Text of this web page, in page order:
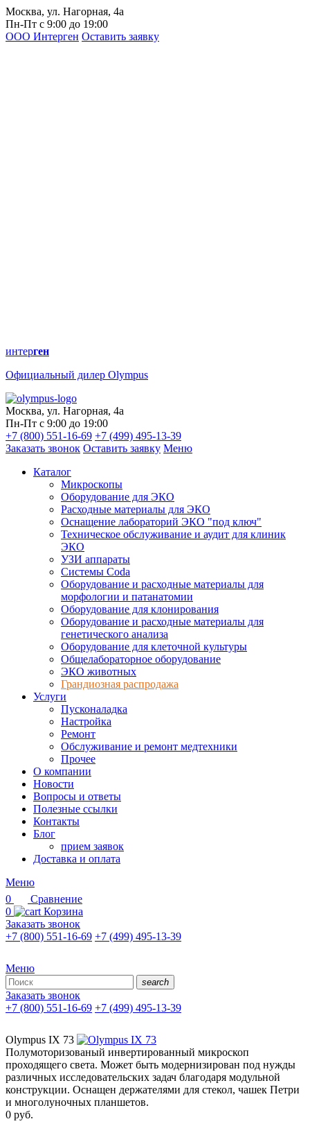
Москва, ул. Нагорная, 4а
Пн-Пт с 9:00 до 19:00
ООО Интерген Оставить заявку
интерген
Официальный дилер Olympus
Москва, ул. Нагорная, 4а
Пн-Пт с 9:00 до 19:00
+7 (800) 551-16-69 +7 (499) 495-13-39
Заказать звонок Оставить заявку Меню
Каталог
Микроскопы
Оборудование для ЭКО
Расходные материалы для ЭКО
Оснащение лабораторий ЭКО "под ключ"
Техническое обслуживание и аудит для клиник
ЭКО
УЗИ аппараты
Системы Coda
Оборудование и расходные материалы для
морфологии и патанатомии
Оборудование для клонирования
Оборудование и расходные материалы для
генетического анализа
Оборудование для клеточной культуры
Общелабораторное оборудование
ЭКО животных
Грандиозная распродажа
Услуги
Пусконаладка
Настройка
Ремонт
Обслуживание и ремонт медтехники
Прочее
О компании
Новости
Вопросы и ответы
Полезные ссылки
Контакты
Блог
прием заявок
Доставка и оплата
Меню
0
Сравнение
0
Корзина
Заказать звонок
+7 (800) 551-16-69 +7 (499) 495-13-39
Меню
search
Заказать звонок
+7 (800) 551-16-69 +7 (499) 495-13-39
Olympus IX 73
Полумоторизованый инвертированный микроскоп
проходящего света. Может быть модернизирован под нужды
различных исследовательских задач благодаря модульной
конструкции. Оснащен держателями для стекол, чашек Петри
и многолуночных планшетов.
0 руб.